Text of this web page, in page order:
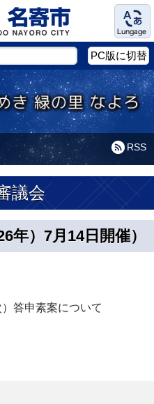
Language
PC版に切替
RSS
議会
年）7月14日開催）
答申素案について